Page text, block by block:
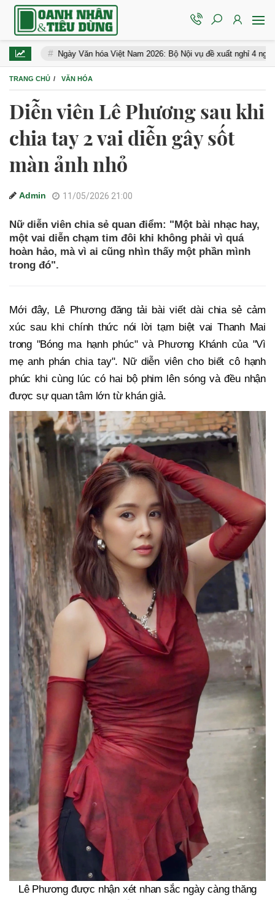
Ngày Văn hóa Việt Nam 2026: Bộ Nội vụ đề xuất nghỉ 4 ngày liên tục
TRANG CHỦ VĂN HÓA
Diễn viên Lê Phương sau khi
chia tay 2 vai diễn gây sốt
màn ảnh nhỏ
Admin 11/05/2026 21:00
Nữ diễn viên chia sẻ quan điểm: "Một bài nhạc hay,
một vai diễn chạm tim đôi khi không phải vì quá
hoàn hảo, mà vì ai cũng nhìn thấy một phần mình
trong đó".
Mới đây, Lê Phương đăng tải bài viết dài chia sẻ cảm
xúc sau khi chính thức nói lời tạm biệt vai Thanh Mai
trong "Bóng ma hạnh phúc" và Phương Khánh của "Vì
mẹ anh phán chia tay". Nữ diễn viên cho biết cô hạnh
phúc khi cùng lúc có hai bộ phim lên sóng và đều nhận
được sự quan tâm lớn từ khán giả.
Lê Phương được nhận xét nhan sắc ngày càng thăng